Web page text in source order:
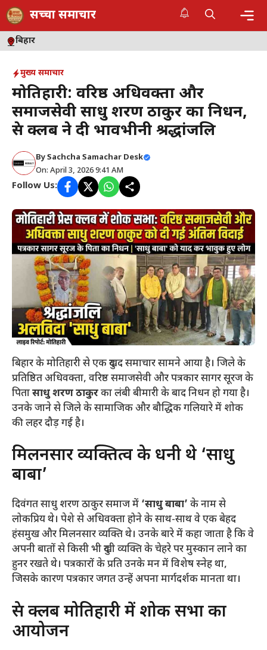
Skip
to
content
सच्चा समाचार
बिहार
मुख्य समाचार
मोतिहारी: वरिष्ठ अधिवक्ता और
समाजसेवी साधु शरण ठाकुर का निधन,
प्रेस क्लब ने दी भावभीनी श्रद्धांजलि
BySachcha Samachar Desk
On: April 3, 2026 9:41 AM
Follow Us:
बिहार के मोतिहारी से एक दुखद समाचार सामने आया है। जिले के
प्रतिष्ठित अधिवक्ता, वरिष्ठ समाजसेवी और पत्रकार सागर सूरज के
पितासाधु शरण ठाकुरका लंबी बीमारी के बाद निधन हो गया है।
उनके जाने से जिले के सामाजिक और बौद्धिक गलियारे में शोक
की लहर दौड़ गई है।
​मिलनसार व्यक्तित्व के धनी थे ‘साधु
बाबा’
​दिवंगत साधु शरण ठाकुर समाज में ‘साधु बाबा’ के नाम से
लोकप्रिय थे। पेशे से अधिवक्ता होने के साथ-साथ वे एक बेहद
हंसमुख और मिलनसार व्यक्ति थे। उनके बारे में कहा जाता है कि वे
अपनी बातों से किसी भी दुखी व्यक्ति के चेहरे पर मुस्कान लाने का
हुनर रखते थे। पत्रकारों के प्रति उनके मन में विशेष स्नेह था,
जिसके कारण पत्रकार जगत उन्हें अपना मार्गदर्शक मानता था।
​प्रेस क्लब मोतिहारी में शोक सभा का
आयोजन